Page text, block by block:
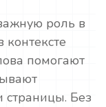
роль в
помогают
страницы. Без